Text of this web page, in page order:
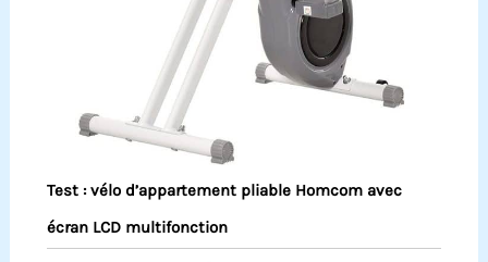
Test : vélo d’appartement pliable Homcom avec
écran LCD multifonction